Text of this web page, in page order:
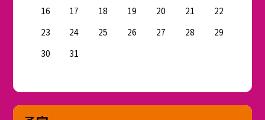
16
17 18 19 20 21
22
23
24 25 26 27 28
29
30
31